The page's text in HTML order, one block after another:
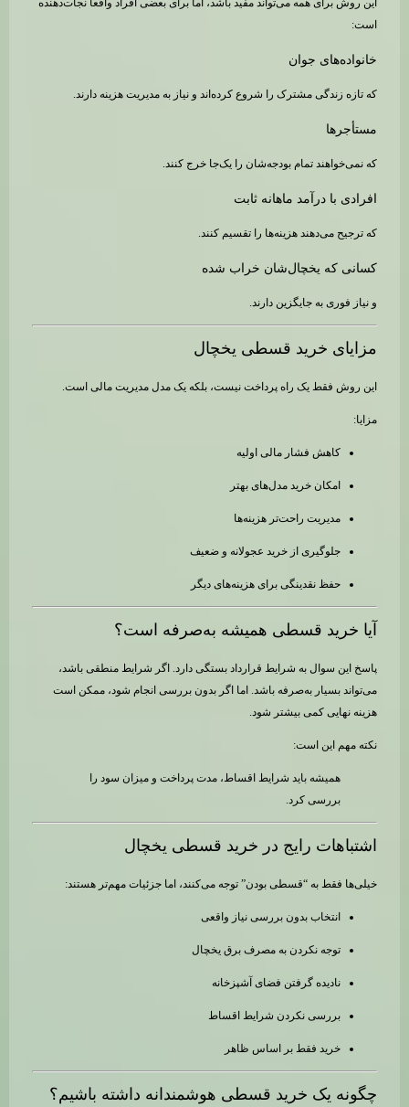
این روش برای همه می‌تواند مفید باشد، اما برای بعضی افراد واقعاً نجات‌دهنده
است:
خانواده‌های جوان
که تازه زندگی مشترک را شروع کرده‌اند و نیاز به مدیریت هزینه دارند.
مستأجرها
که نمی‌خواهند تمام بودجه‌شان را یک‌جا خرج کنند.
افرادی با درآمد ماهانه ثابت
که ترجیح می‌دهند هزینه‌ها را تقسیم کنند.
کسانی که یخچال‌شان خراب شده
و نیاز فوری به جایگزین دارند.
مزایای خرید قسطی یخچال
این روش فقط یک راه پرداخت نیست، بلکه یک مدل مدیریت مالی است.
مزایا:
کاهش فشار مالی اولیه
امکان خرید مدل‌های بهتر
مدیریت راحت‌تر هزینه‌ها
جلوگیری از خرید عجولانه و ضعیف
حفظ نقدینگی برای هزینه‌های دیگر
آیا خرید قسطی همیشه به‌صرفه است؟
پاسخ این سوال به شرایط قرارداد بستگی دارد. اگر شرایط منطقی باشد،
می‌تواند بسیار به‌صرفه باشد. اما اگر بدون بررسی انجام شود، ممکن است
هزینه نهایی کمی بیشتر شود.
نکته مهم این است:
همیشه باید شرایط اقساط، مدت پرداخت و میزان سود را
بررسی کرد.
اشتباهات رایج در خرید قسطی یخچال
خیلی‌ها فقط به “قسطی بودن” توجه می‌کنند، اما جزئیات مهم‌تر هستند:
انتخاب بدون بررسی نیاز واقعی
توجه نکردن به مصرف برق یخچال
نادیده گرفتن فضای آشپزخانه
بررسی نکردن شرایط اقساط
خرید فقط بر اساس ظاهر
چگونه یک خرید قسطی هوشمندانه داشته باشیم؟